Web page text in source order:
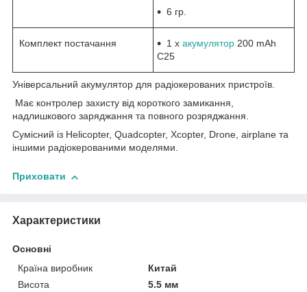
6 гр.
Комплект постачання 1 x акумулятор 200 mAh
C25
Універсальний акумулятор для радіокерованих пристроїв.
Має контролер захисту від короткого замикання,
надлишкового заряджання та повного розряджання.
Сумісний із Helicopter, Quadcopter, Xcopter, Drone, airplane та
іншими радіокерованими моделями.
Приховати
Характеристики
Основні
Країна виробник
Китай
Висота
5.5 мм